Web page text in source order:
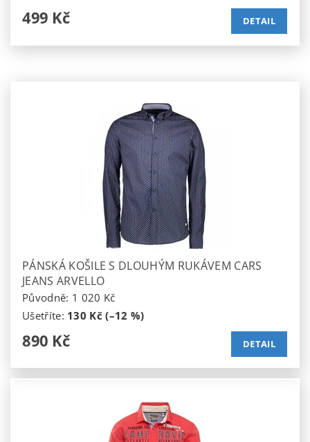
499 Kč DETAIL
PÁNSKÁ KOŠILE S DLOUHÝM RUKÁVEM CARS
JEANS ARVELLO
Původně: 1 020 Kč
Ušetříte: 130 Kč (–12 %)
890 Kč DETAIL